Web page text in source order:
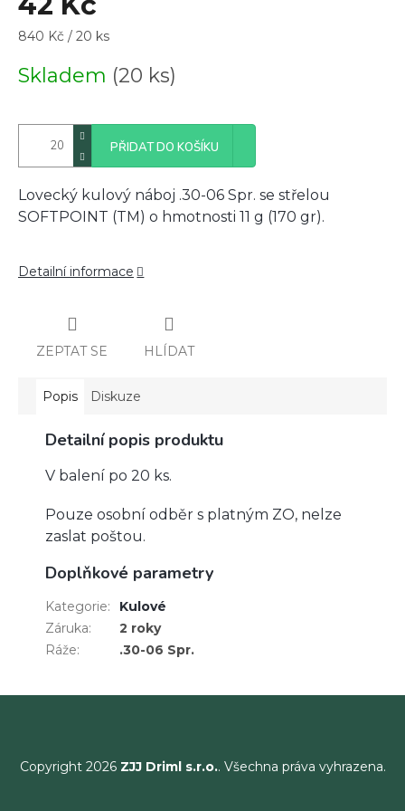
Měrná
840 Kč / 20 ks
Skladem (20 ks)
PŘIDAT DO KOŠÍKU
Lovecký kulový náboj .30-06 Spr. se střelou
SOFTPOINT (TM) o hmotnosti 11 g (170 gr).
Detailní informace
ZEPTAT SE HLÍDAT
Popis Diskuze
Detailní popis produktu
V balení po 20 ks.
Pouze osobní odběr s platným ZO, nelze
zaslat poštou.
Doplňkové parametry
Kategorie:
Kulové
Záruka:
2 roky
Ráže: .30-06 Spr.
Copyright 2026 ZJJ Driml s.r.o.. Všechna práva vyhrazena.